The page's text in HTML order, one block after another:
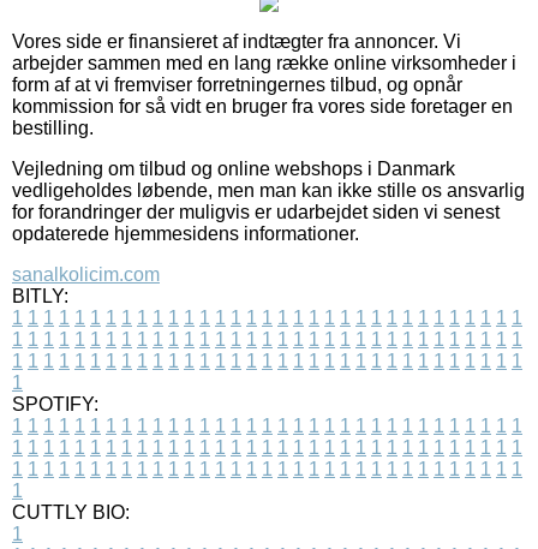
Vores side er finansieret af indtægter fra annoncer. Vi
arbejder sammen med en lang række online virksomheder i
form af at vi fremviser forretningernes tilbud, og opnår
kommission for så vidt en bruger fra vores side foretager en
bestilling.
Vejledning om tilbud og online webshops i Danmark
vedligeholdes løbende, men man kan ikke stille os ansvarlig
for forandringer der muligvis er udarbejdet siden vi senest
opdaterede hjemmesidens informationer.
sanalkolicim.com
BITLY:
1 1 1 1 1 1 1 1 1 1 1 1 1 1 1 1 1 1 1 1 1 1 1 1 1 1 1 1 1 1 1 1 1
1 1 1 1 1 1 1 1 1 1 1 1 1 1 1 1 1 1 1 1 1 1 1 1 1 1 1 1 1 1 1 1 1
1 1 1 1 1 1 1 1 1 1 1 1 1 1 1 1 1 1 1 1 1 1 1 1 1 1 1 1 1 1 1 1 1
1
SPOTIFY:
1 1 1 1 1 1 1 1 1 1 1 1 1 1 1 1 1 1 1 1 1 1 1 1 1 1 1 1 1 1 1 1 1
1 1 1 1 1 1 1 1 1 1 1 1 1 1 1 1 1 1 1 1 1 1 1 1 1 1 1 1 1 1 1 1 1
1 1 1 1 1 1 1 1 1 1 1 1 1 1 1 1 1 1 1 1 1 1 1 1 1 1 1 1 1 1 1 1 1
1
CUTTLY BIO:
1